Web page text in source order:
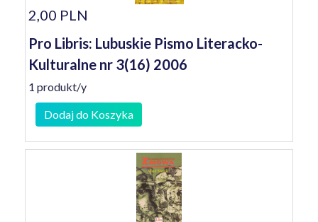
2,00 PLN
Pro Libris: Lubuskie Pismo Literacko-
Kulturalne nr 3(16) 2006
1 produkt/y
Dodaj do Koszyka